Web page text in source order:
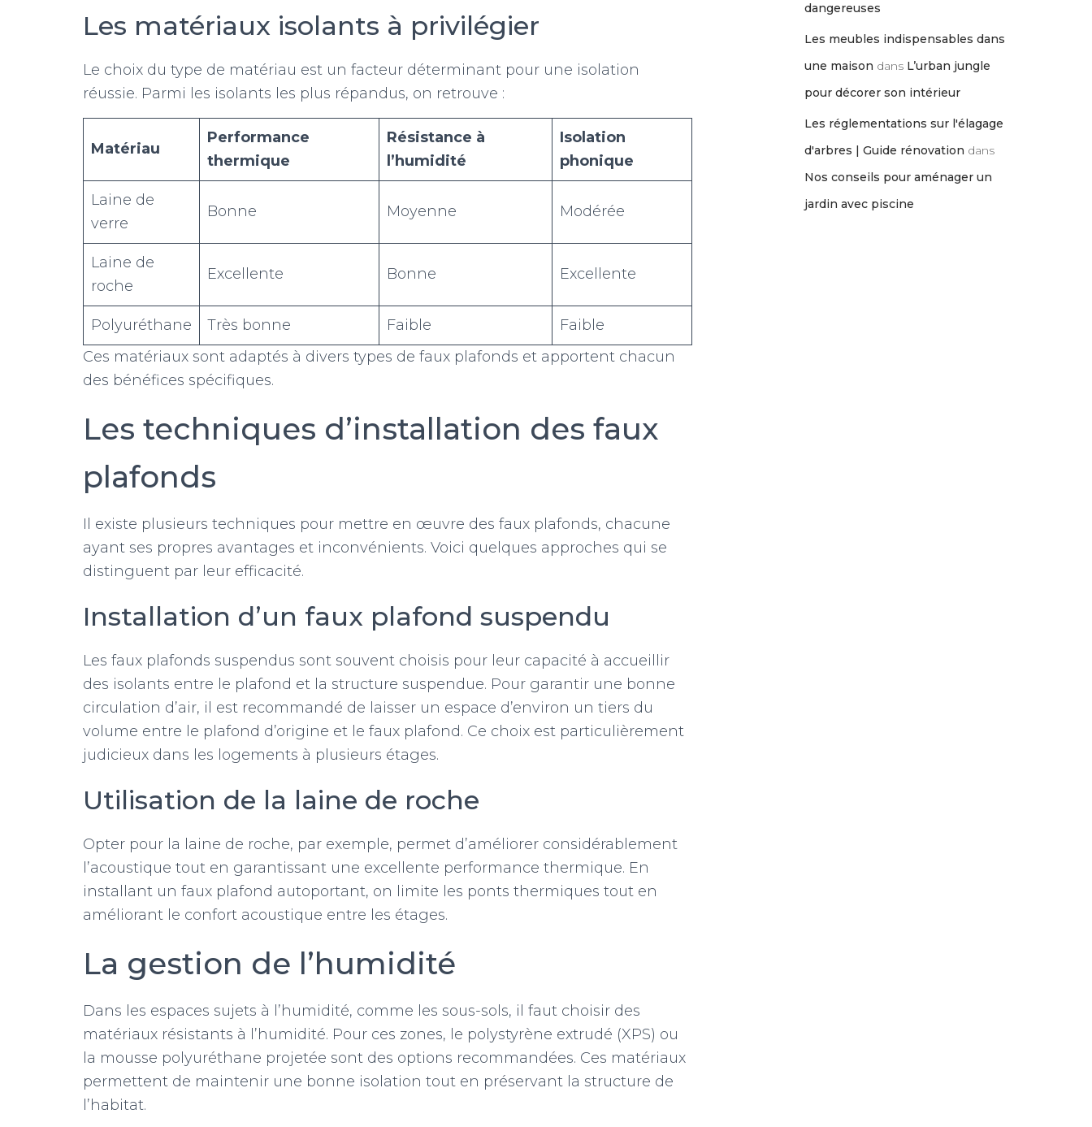
Les matériaux isolants à privilégier
Le choix du type de matériau est un facteur déterminant pour une isolation
réussie. Parmi les isolants les plus répandus, on retrouve :
Matériau
Performance
thermique
Résistance à
l’humidité
Isolation
phonique
Laine de
verre
Bonne Moyenne Modérée
Laine de
roche
Excellente Bonne Excellente
Polyuréthane Très bonne Faible
Faible
Ces matériaux sont adaptés à divers types de faux plafonds et apportent chacun
des bénéfices spécifiques.
Les techniques d’installation des faux
plafonds
Il existe plusieurs techniques pour mettre en œuvre des faux plafonds, chacune
ayant ses propres avantages et inconvénients. Voici quelques approches qui se
distinguent par leur efficacité.
Installation d’un faux plafond suspendu
Les faux plafonds suspendus sont souvent choisis pour leur capacité à accueillir
des isolants entre le plafond et la structure suspendue. Pour garantir une bonne
circulation d’air, il est recommandé de laisser un espace d’environ un tiers du
volume entre le plafond d’origine et le faux plafond. Ce choix est particulièrement
judicieux dans les logements à plusieurs étages.
Utilisation de la laine de roche
Opter pour la laine de roche, par exemple, permet d’améliorer considérablement
l’acoustique tout en garantissant une excellente performance thermique. En
installant un faux plafond autoportant, on limite les ponts thermiques tout en
améliorant le confort acoustique entre les étages.
La gestion de l’humidité
Dans les espaces sujets à l’humidité, comme les sous-sols, il faut choisir des
matériaux résistants à l’humidité. Pour ces zones, le polystyrène extrudé (XPS) ou
la mousse polyuréthane projetée sont des options recommandées. Ces matériaux
permettent de maintenir une bonne isolation tout en préservant la structure de
l’habitat.
dangereuses
Les meubles indispensables dans
une maison dans L’urban jungle
pour décorer son intérieur
Les réglementations sur l'élagage
d'arbres | Guide rénovation dans
Nos conseils pour aménager un
jardin avec piscine